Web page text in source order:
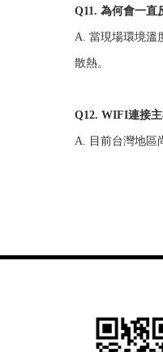
Q11. 為何會一直
A. 當現場環境溫
散熱。
Q12. WIFI連接
A. 目前台灣地區